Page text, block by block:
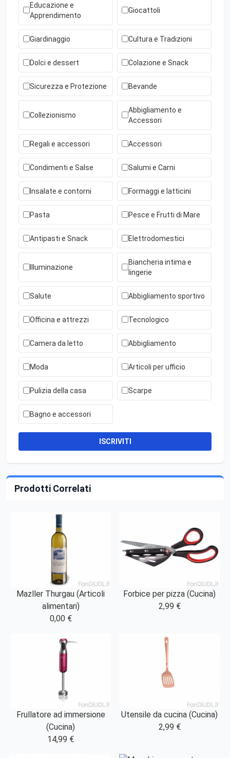
Educazione e
Apprendimento
Giocattoli
Giardinaggio Cultura e Tradizioni
Dolci e dessert Colazione e Snack
Sicurezza e Protezione Bevande
Collezionismo
Abbigliamento e
Accessori
Regali e accessori Accessori
Condimenti e Salse Salumi e Carni
Insalate e contorni Formaggi e latticini
Pasta Pesce e Frutti di Mare
Antipasti e Snack Elettrodomestici
Illuminazione
Biancheria intima e
lingerie
Salute Abbigliamento sportivo
Officina e attrezzi Tecnologico
Camera da letto Abbigliamento
Moda Articoli per ufficio
Pulizia della casa Scarpe
Bagno e accessori
ISCRIVITI
Prodotti Correlati
Mazller Thurgau (Articoli
alimentari)
0,00 €
Forbice per pizza (Cucina)
2,99 €
Frullatore ad immersione
(Cucina)
14,99 €
Utensile da cucina (Cucina)
2,99 €